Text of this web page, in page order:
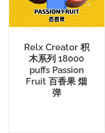
Relx Creator 积
木系列 18000
puffs Passion
Fruit 百香果 烟
弹